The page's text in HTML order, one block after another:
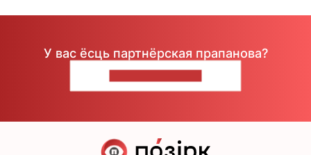
У вас ёсць партнёрская прапанова?